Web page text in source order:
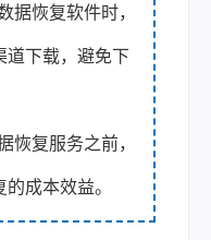
据恢复软件时，
道下载，避免下
恢复服务之前，
成本效益。